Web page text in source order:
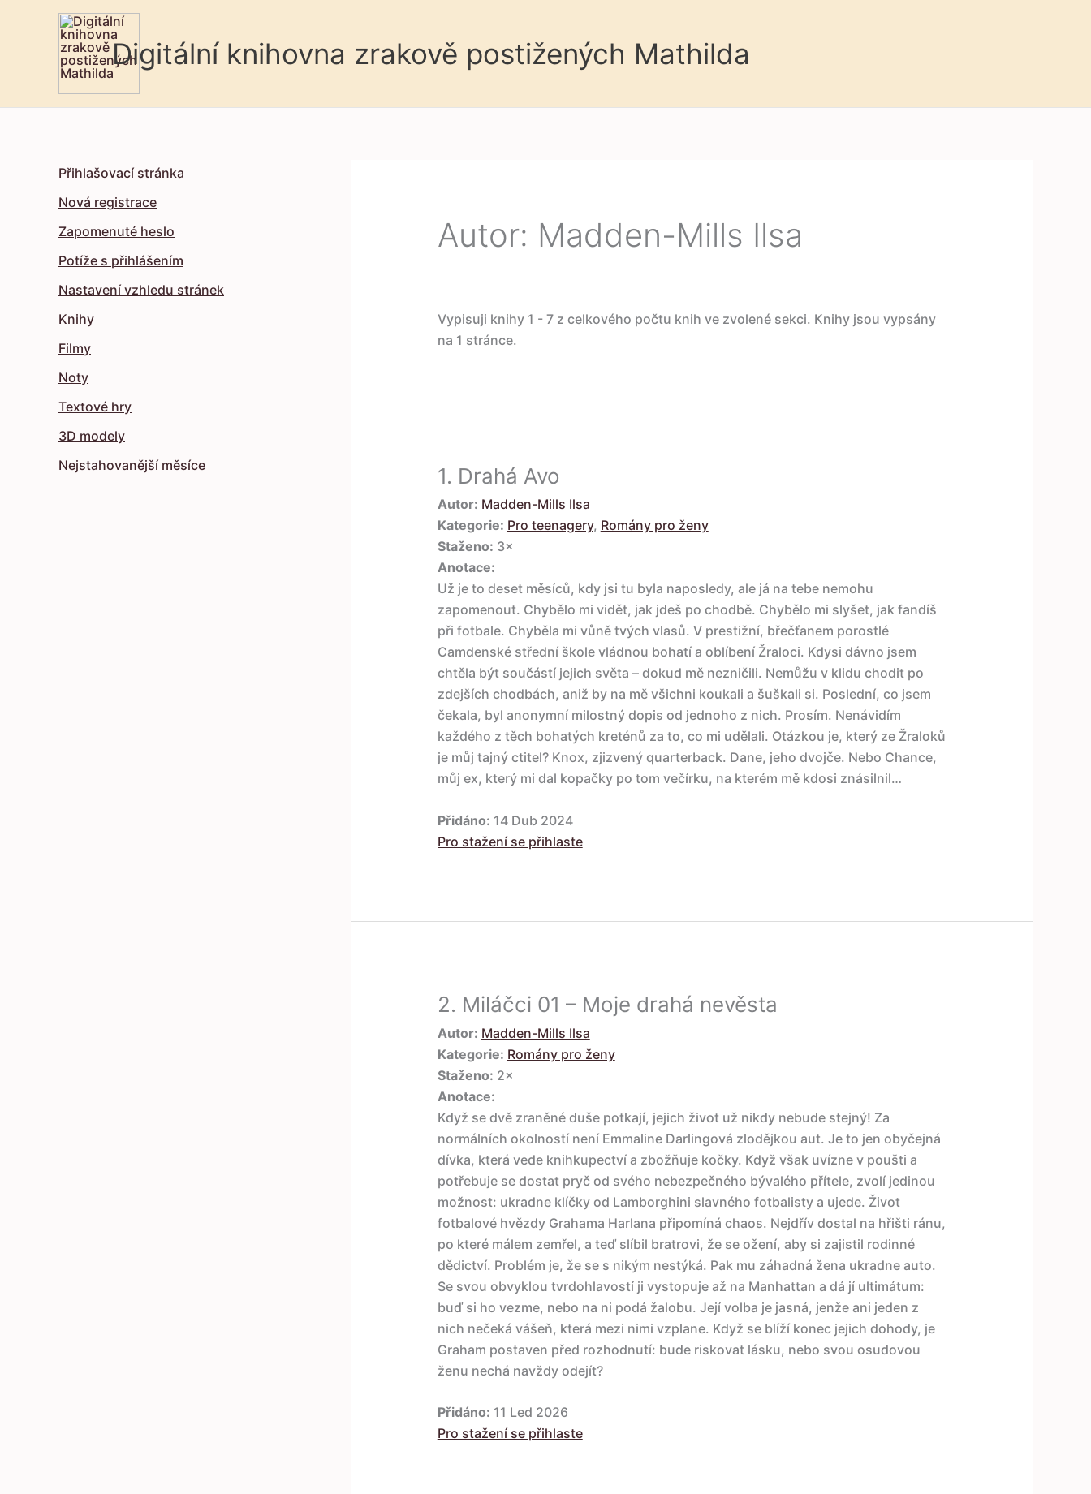
Digitální knihovna zrakově postižených Mathilda
Přihlašovací stránka
Nová registrace
Zapomenuté heslo
Potíže s přihlášením
Nastavení vzhledu stránek
Knihy
Filmy
Noty
Textové hry
3D modely
Nejstahovanější měsíce
Autor: Madden-Mills Ilsa
Vypisuji knihy 1 - 7 z celkového počtu knih ve zvolené sekci. Knihy jsou vypsány
na 1 stránce.
1. Drahá Avo
Autor: Madden-Mills Ilsa
Kategorie: Pro teenagery, Romány pro ženy
Staženo: 3×
Anotace:
Už je to deset měsíců, kdy jsi tu byla naposledy, ale já na tebe nemohu
zapomenout. Chybělo mi vidět, jak jdeš po chodbě. Chybělo mi slyšet, jak fandíš
při fotbale. Chyběla mi vůně tvých vlasů. V prestižní, břečťanem porostlé
Camdenské střední škole vládnou bohatí a oblíbení Žraloci. Kdysi dávno jsem
chtěla být součástí jejich světa – dokud mě nezničili. Nemůžu v klidu chodit po
zdejších chodbách, aniž by na mě všichni koukali a šuškali si. Poslední, co jsem
čekala, byl anonymní milostný dopis od jednoho z nich. Prosím. Nenávidím
každého z těch bohatých kreténů za to, co mi udělali. Otázkou je, který ze Žraloků
je můj tajný ctitel? Knox, zjizvený quarterback. Dane, jeho dvojče. Nebo Chance,
můj ex, který mi dal kopačky po tom večírku, na kterém mě kdosi znásilnil…
Přidáno: 14 Dub 2024
Pro stažení se přihlaste
2. Miláčci 01 – Moje drahá nevěsta
Autor: Madden-Mills Ilsa
Kategorie: Romány pro ženy
Staženo: 2×
Anotace:
Když se dvě zraněné duše potkají, jejich život už nikdy nebude stejný! Za
normálních okolností není Emmaline Darlingová zlodějkou aut. Je to jen obyčejná
dívka, která vede knihkupectví a zbožňuje kočky. Když však uvízne v poušti a
potřebuje se dostat pryč od svého nebezpečného bývalého přítele, zvolí jedinou
možnost: ukradne klíčky od Lamborghini slavného fotbalisty a ujede. Život
fotbalové hvězdy Grahama Harlana připomíná chaos. Nejdřív dostal na hřišti ránu,
po které málem zemřel, a teď slíbil bratrovi, že se ožení, aby si zajistil rodinné
dědictví. Problém je, že se s nikým nestýká. Pak mu záhadná žena ukradne auto.
Se svou obvyklou tvrdohlavostí ji vystopuje až na Manhattan a dá jí ultimátum:
buď si ho vezme, nebo na ni podá žalobu. Její volba je jasná, jenže ani jeden z
nich nečeká vášeň, která mezi nimi vzplane. Když se blíží konec jejich dohody, je
Graham postaven před rozhodnutí: bude riskovat lásku, nebo svou osudovou
ženu nechá navždy odejít?
Přidáno: 11 Led 2026
Pro stažení se přihlaste